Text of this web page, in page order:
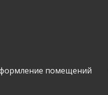
помещений